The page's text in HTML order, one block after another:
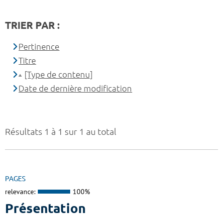
Résultats 1 à 1 sur 1 au total
PAGES
relevance: 100%
Présentation
TRIER PAR :
Pertinence
Titre
[Type de contenu]
Date de dernière modification